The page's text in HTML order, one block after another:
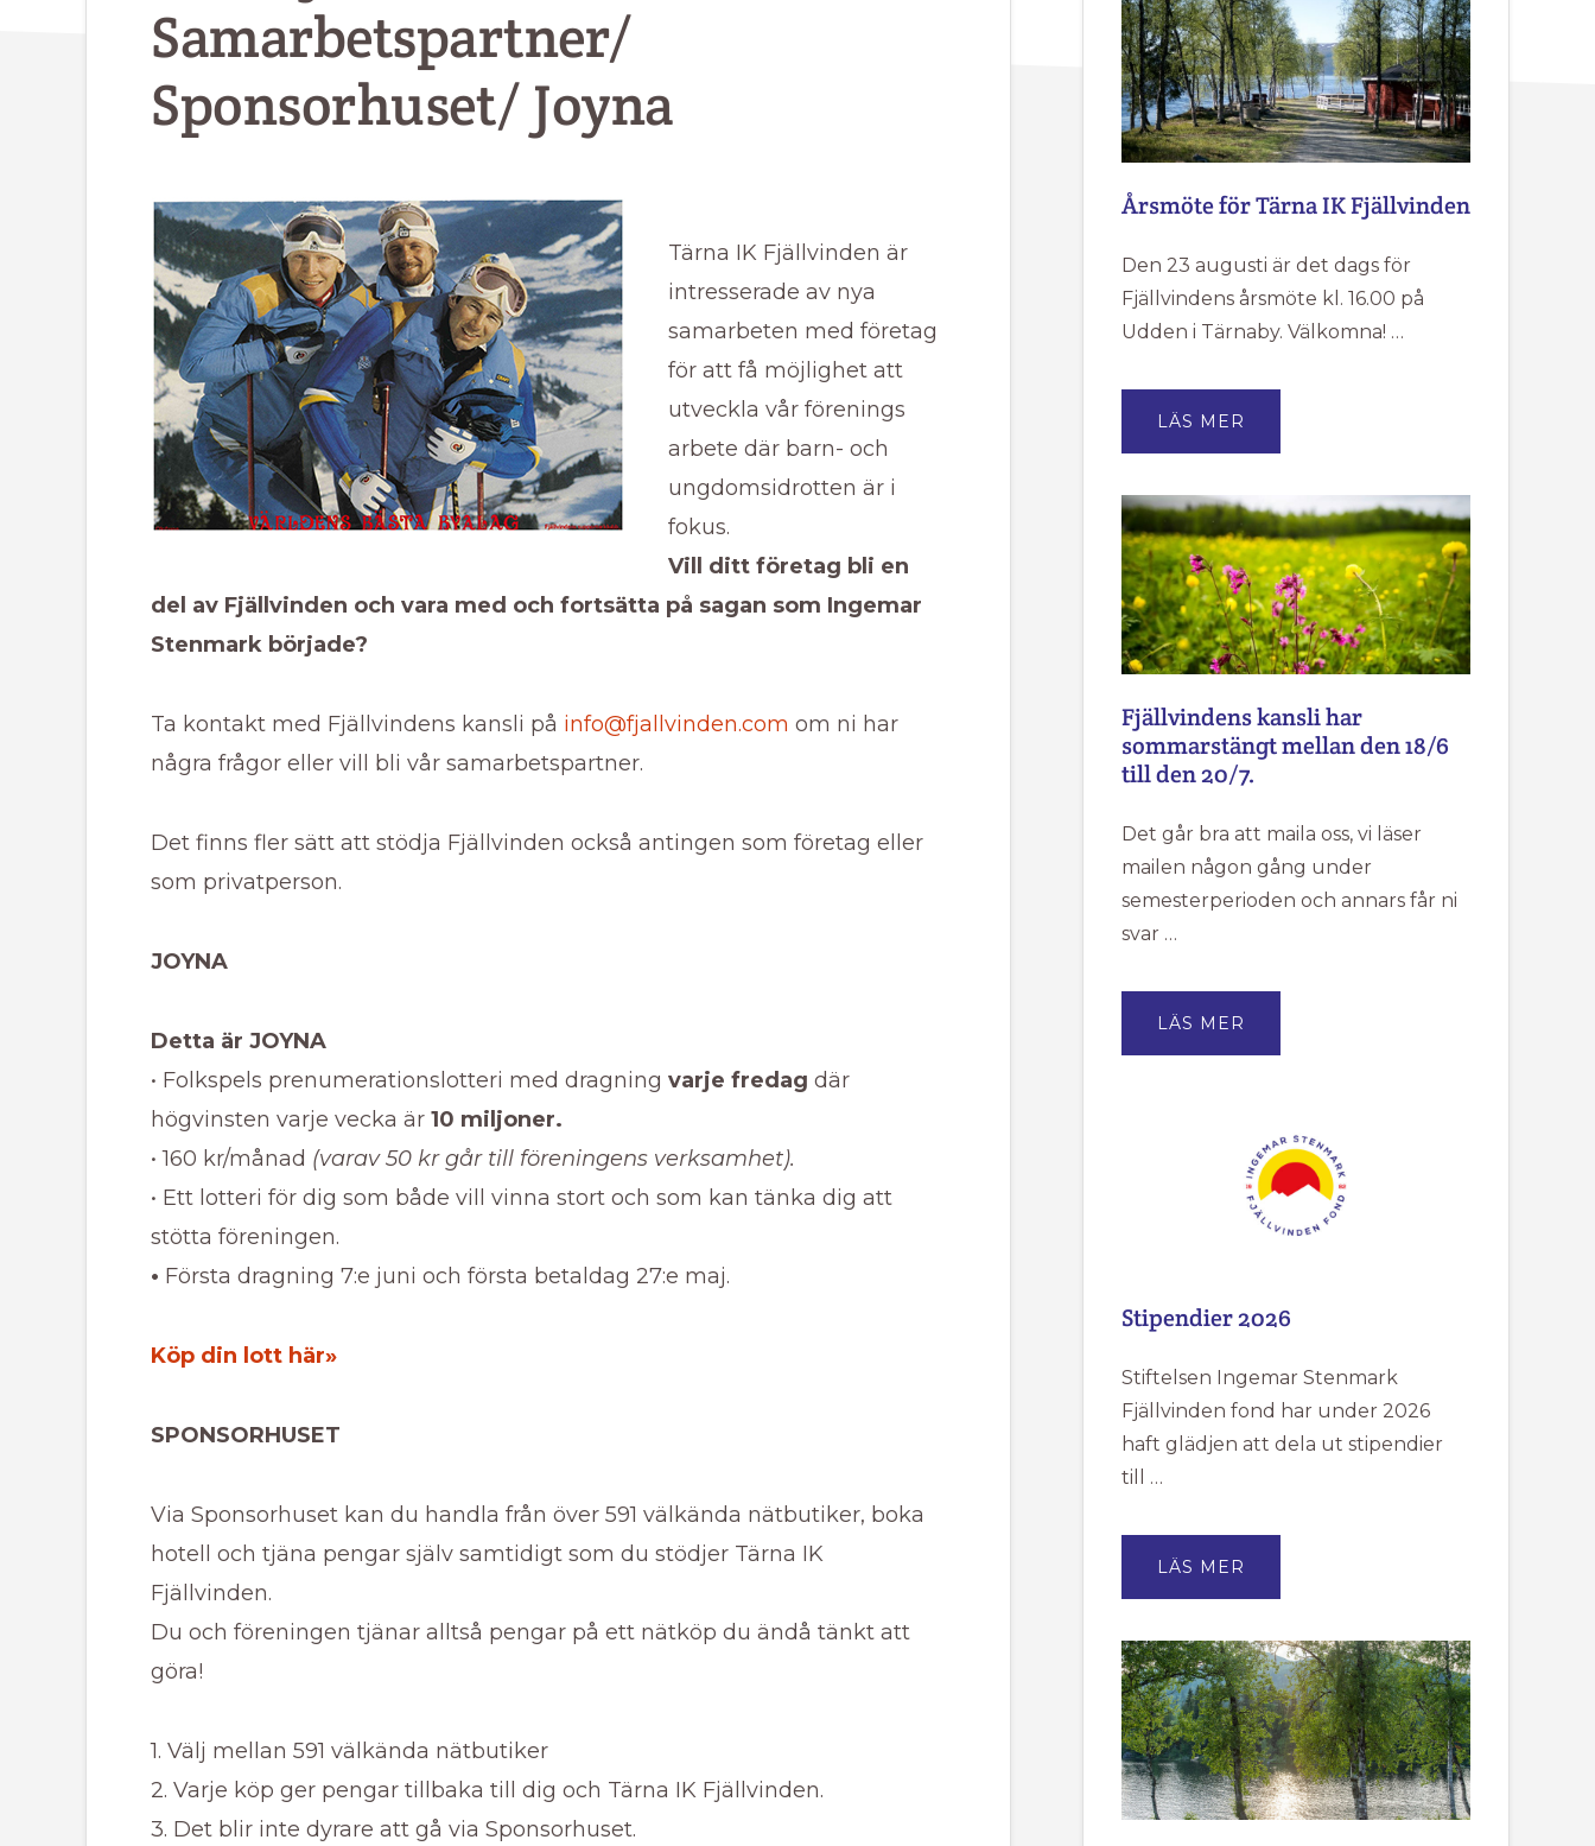
Samarbetspartner/
Sponsorhuset/ Joyna
Tärna IK Fjällvinden är
intresserade av nya
samarbeten med företag
för att få möjlighet att
utveckla vår förenings
arbete där barn- och
ungdomsidrotten är i
fokus.
Vill ditt företag bli en
del av Fjällvinden och vara med och fortsätta på sagan som Ingemar
Stenmark började?
Ta kontakt med Fjällvindens kansli på info@fjallvinden.com om ni har
några frågor eller vill bli vår samarbetspartner.
Det finns fler sätt att stödja Fjällvinden också antingen som företag eller
som privatperson.
JOYNA
Detta är JOYNA
• Folkspels prenumerationslotteri med dragning varje fredag där
högvinsten varje vecka är 10 miljoner.
• 160 kr/månad (varav 50 kr går till föreningens verksamhet).
• Ett lotteri för dig som både vill vinna stort och som kan tänka dig att
stötta föreningen.
• Första dragning 7:e juni och första betaldag 27:e maj.
Köp din lott här»
SPONSORHUSET
Via Sponsorhuset kan du handla från över 591 välkända nätbutiker, boka
hotell och tjäna pengar själv samtidigt som du stödjer Tärna IK
Fjällvinden.
Du och föreningen tjänar alltså pengar på ett nätköp du ändå tänkt att
göra!
1. Välj mellan 591 välkända nätbutiker
2. Varje köp ger pengar tillbaka till dig och Tärna IK Fjällvinden.
3. Det blir inte dyrare att gå via Sponsorhuset.
Årsmöte för Tärna IK Fjällvinden
Den 23 augusti är det dags för
Fjällvindens årsmöte kl. 16.00 på
Udden i Tärnaby. Välkomna! …
LÄS MER
FÖR
FJÄLLVINDEN
Fjällvindens kansli har
sommarstängt mellan den 18/6
till den 20/7.
Det går bra att maila oss, vi läser
mailen någon gång under
semesterperioden och annars får ni
svar …
LÄS MER
KANSLI
18/6
TILL
DEN
20/7.
Stipendier 2026
Stiftelsen Ingemar Stenmark
Fjällvinden fond har under 2026
haft glädjen att dela ut stipendier
till …
LÄS MER
2026